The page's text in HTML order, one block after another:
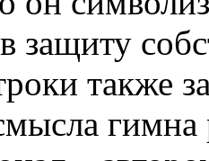
защиту
также